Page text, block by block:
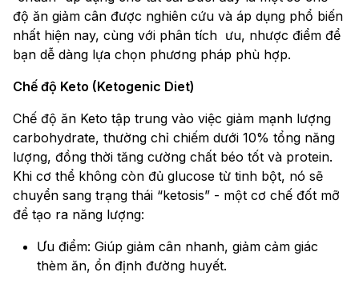
độ ăn giảm cân được nghiên cứu và áp dụng phổ biến
nhất hiện nay, cùng với phân tích ưu, nhược điểm để
bạn dễ dàng lựa chọn phương pháp phù hợp.
Chế độ Keto (Ketogenic Diet)
Chế độ ăn Keto tập trung vào việc giảm mạnh lượng
carbohydrate, thường chỉ chiếm dưới 10% tổng năng
lượng, đồng thời tăng cường chất béo tốt và protein.
Khi cơ thể không còn đủ glucose từ tinh bột, nó sẽ
chuyển sang trạng thái “ketosis” - một cơ chế đốt mỡ
để tạo ra năng lượng:
Ưu điểm: Giúp giảm cân nhanh, giảm cảm giác
thèm ăn, ổn định đường huyết.